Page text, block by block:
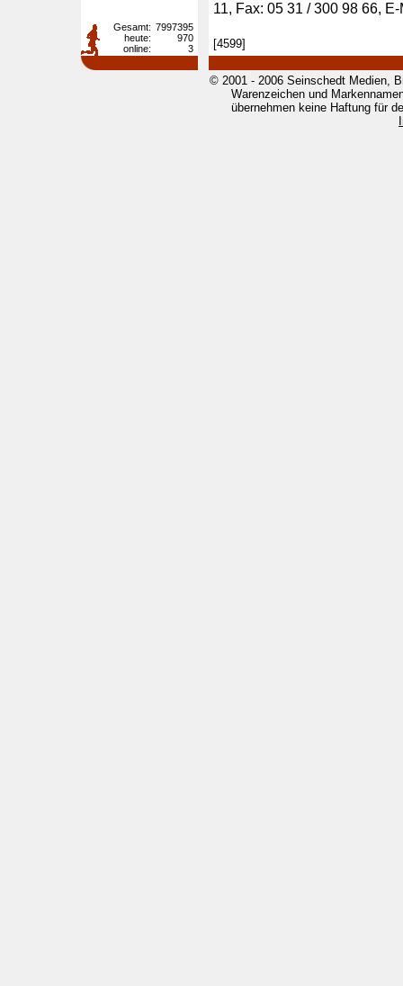
11, Fax: 05 31 / 300 98 66,
[4599]
Gesamt: 7997395
heute:
970
online:
3
© 2001 - 2006 Seinschedt Medien,
Warenzeichen und
übernehmen keine Haftung für